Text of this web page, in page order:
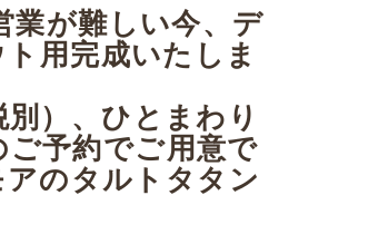
業が難しい今、デ
用完成いたしま
）、ひとまわり
予約でご用意で
のタルトタタン